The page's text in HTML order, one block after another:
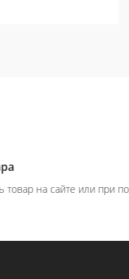
или при получение